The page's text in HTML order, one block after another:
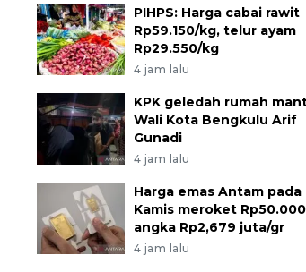
PIHPS: Harga cabai rawit
Rp59.150/kg, telur ayam
Rp29.550/kg
4 jam lalu
KPK geledah rumah
Wali Kota Bengkulu Arif
Gunadi
4 jam lalu
Harga emas Antam pada
Kamis meroket
angka Rp2,679 juta/gr
4 jam lalu